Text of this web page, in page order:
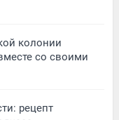
колонии
со своими
рецепт